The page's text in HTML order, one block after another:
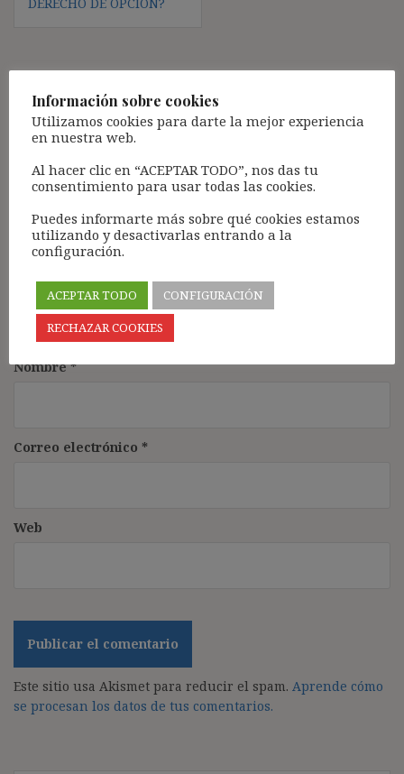
Deja una respuesta
Tu dirección de correo electrónico no será publicada. Los
campos obligatorios están marcados con
Comentario*
Nombre*
Correo electrónico *
Web
Este sitio usa Akismet para reducir el spam. Aprende cómo
se procesan los datos de tus comentarios.
Información sobre cookies
Utilizamos cookies para darte la mejor experiencia
en nuestra web.
Al hacer clic en “ACEPTAR TODO”, nos das tu
consentimiento para usar todas las cookies.
Puedes informarte más sobre qué cookies estamos
utilizando y desactivarlas entrando a la
configuración.
ACEPTAR TODO
CONFIGURACIÓN
RECHAZAR COOKIES